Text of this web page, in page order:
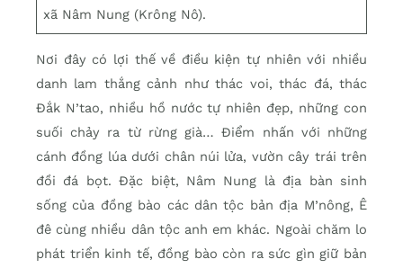
xã Nâm Nung (Krông Nô).
Nơi đây có lợi thế về điều kiện tự nhiên với nhiều
danh lam thắng cảnh như thác voi, thác đá, thác
Đắk N’tao, nhiều hồ nước tự nhiên đẹp, những con
suối chảy ra từ rừng già… Điểm nhấn với những
cánh đồng lúa dưới chân núi lửa, vườn cây trái trên
đồi đá bọt. Đặc biệt, Nâm Nung là địa bàn sinh
sống của đồng bào các dân tộc bản địa M’nông, Ê
đê cùng nhiều dân tộc anh em khác. Ngoài chăm lo
phát triển kinh tế, đồng bào còn ra sức gìn giữ bản